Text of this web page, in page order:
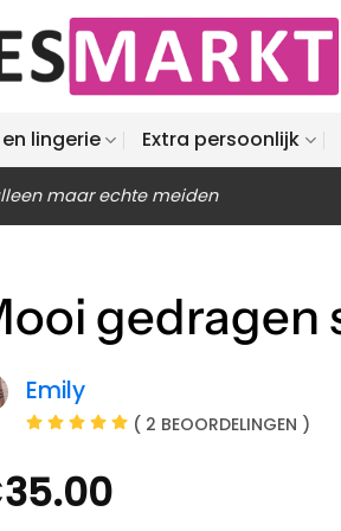
lingerie Extra persoonlijk
maar echte meiden
gedragen
Emily
( 2 BEOORDELINGEN )
35.00